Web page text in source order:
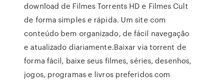
download de Filmes Torrents HD e Filmes Cult
de forma simples e rápida. Um site com
conteúdo bem organizado, de fácil navegação
e atualizado diariamente.Baixar via torrent de
forma fácil, baixe seus filmes, séries, desenhos,
jogos, programas e livros preferidos com